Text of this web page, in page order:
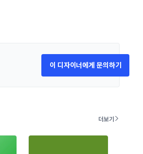
이 디자이너에게 문의하기
더보기